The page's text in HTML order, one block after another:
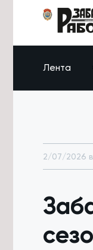
Лента
2/07/2026 в